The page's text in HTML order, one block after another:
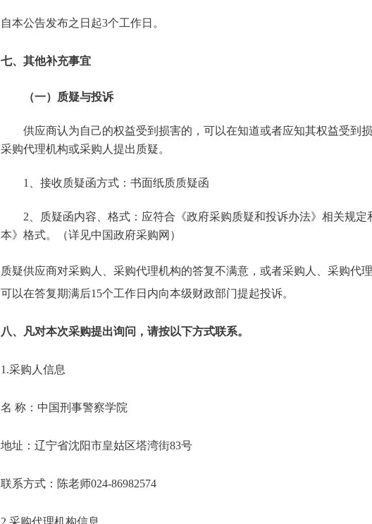
自本公告发布之日起3个工作日。
七、其他补充事宜
（一）质疑与投诉
供应商认为自己的权益受到损害的，可以在知道或者应知其权益受到
采购代理机构或采购人提出质疑。
1、接收质疑函方式：书面纸质质疑函
2、质疑函内容、格式：应符合《政府采购质疑和投诉办法》相关规
本》格式。（详见中国政府采购网）
质疑供应商对采购人、采购代理机构的答复不满意，或者采购人、采购代
可以在答复期满后15个工作日内向本级财政部门提起投诉。
八、凡对本次采购提出询问，请按以下方式联系。
1.采购人信息
名 称：中国刑事警察学院
地址：辽宁省沈阳市皇姑区塔湾街83号
联系方式：陈老师024-86982574
2.采购代理机构信息